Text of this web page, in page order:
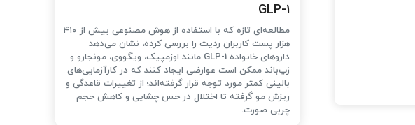
GLP-1
مطالعه‌ای تازه که با استفاده از هوش مصنوعی بیش از ۴۱۰
هزار پست کاربران ردیت را بررسی کرده، نشان می‌دهد
داروهای خانواده GLP-1 مانند اوزمپیک، ویگووی، مونجارو و
زپ‌باند ممکن است عوارضی ایجاد کنند که در کارآزمایی‌های
بالینی کمتر مورد توجه قرار گرفته‌اند؛ از تغییرات قاعدگی و
ریزش مو گرفته تا اختلال در حس چشایی و کاهش حجم
چربی صورت.